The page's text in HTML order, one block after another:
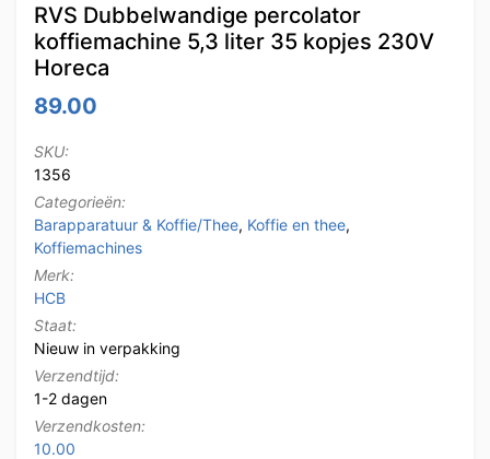
RVS Dubbelwandige percolator
koffiemachine 5,3 liter 35 kopjes 230V
Horeca
89.00
SKU:
1356
Categorieën:
Barapparatuur & Koffie/Thee, Koffie en thee,
Koffiemachines
Merk:
HCB
Staat:
Nieuw in verpakking
Verzendtijd:
1-2 dagen
Verzendkosten:
10.00